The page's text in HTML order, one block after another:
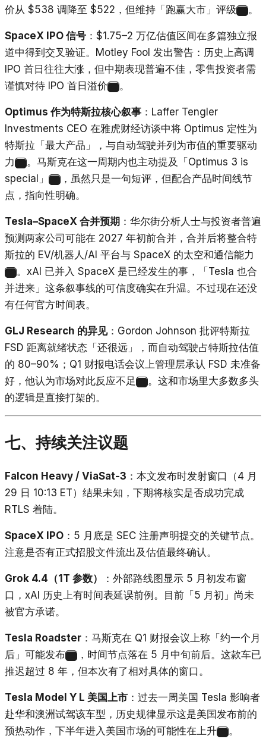
价从 $538 调降至 $522，但维持「跑赢大市」评级
。
SpaceX IPO 信号 ：$1.75–2 万亿估值区间在多篇独立报
道中得到交叉验证。Motley Fool 发出警告：历史上高调
IPO 首日往往大涨，但中期表现普遍不佳，零售投资者需
谨慎对待 IPO 首日溢价
。
Optimus 作为特斯拉核心叙事 ：Laffer Tengler
Investments CEO 在雅虎财经访谈中将 Optimus 定性为
特斯拉「最大产品」，与自动驾驶并列为市值的重要驱动
力
。马斯克在这一周期内也主动提及「Optimus 3 is
special」
，虽然只是一句短评，但配合产品时间线节
点，指向性明确。
Tesla–SpaceX 合并预期 ：华尔街分析人士与投资者普遍
预测两家公司可能在 2027 年初前合并，合并后将整合特
斯拉的 EV/机器人/AI 平台与 SpaceX 的太空和通信能力
。xAI 已并入 SpaceX 是已经发生的事，「Tesla 也合
并进来」这条叙事线的可信度确实在升温。不过现在还没
有任何官方时间表。
GLJ Research 的异见：Gordon Johnson 批评特斯拉
FSD 距离就绪状态「还很远」，而自动驾驶占特斯拉估值
的 80–90%；Q1 财报电话会议上管理层承认 FSD 未准备
好，他认为市场对此反应不足
。这和市场里大多数多头
的逻辑是直接打架的。
七、持续关注议题
Falcon Heavy / ViaSat-3 ：本文发布时发射窗口（4 月
29 日 10:13 ET）结果未知，下期将核实是否成功完成
RTLS 着陆。
SpaceX IPO ：5 月底是 SEC 注册声明提交的关键节点。
注意是否有正式招股文件流出及估值最终确认。
Grok 4.4（1T 参数）
：外部路线图显示 5 月初发布窗
口，xAI 历史上有时间表延误前例。目前「5 月初」尚未
被官方承诺。
Tesla Roadster ：马斯克在 Q1 财报会议上称「约一个月
后」可能发布
，时间节点落在 5 月中旬前后。这款车已
推迟超过 8 年，但本次有了相对具体的窗口。
Tesla Model Y L 美国上市 ：过去一周美国 Tesla 影响者
赴华和澳洲试驾该车型，历史规律显示这是美国发布前的
预热动作，下半年进入美国市场的可能性在上升
。